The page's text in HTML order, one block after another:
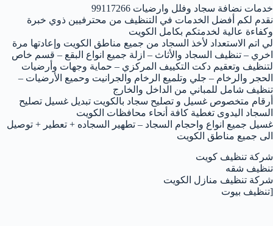
خدمات نضافة سجاد وفلل وارضيات 99117266
نقدم لكم أفضل الخدمات في التنظيف من محترفيين ذوي خبرة
وكفاءة عالية لخدمتكم بكامل الكويت
لي اتم الاستعداد لأخذ السجاد من جميع مناطق الكويت وإعادتها مرة
اخري – تنظيف السجاد والأثاث – ازلة جميع انواع البقع – قسم خاص
لتنظيف وتعقيم دكت التكييف المركزي – حماية وجهات وأرضيات
الحجر والرخام – جلي وتلميع الرخام والجرانيت وحميع الأرضيات –
تنظيف شامل للمباني من الداخل والخارج
أرقام متخصوص غسيل و تصليح سجاد بالكويت تبديل غسيل تصليح
السجاد اليدوى تغطية كافة أنحاء محافظات الكويت
غسيل جميع انواع واحجام السجاد – تطهير السجاده + تعطير + توصيل
الى جميع مناطق الكويت
شركة تنظيف كويت
تنظيف شقه
شركة تنظيف منازل الكويت
[تنظيف بيوت